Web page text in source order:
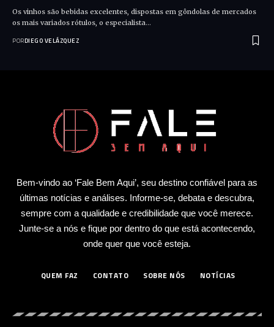
Os vinhos são bebidas excelentes, dispostas em gôndolas de mercados
os mais variados rótulos, o especialista…
PORDIEGO VELÁZQUEZ
Bem-vindo ao ‘Fale Bem Aqui’, seu destino confiável para as
últimas notícias e análises. Informe-se, debata e descubra,
sempre com a qualidade e credibilidade que você merece.
Junte-se a nós e fique por dentro do que está acontecendo,
onde quer que você esteja.
QUEM FAZ CONTATO SOBRE NÓS NOTÍCIAS